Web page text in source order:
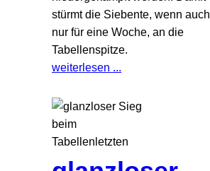
stürmt die Siebente, wenn auch
nur für eine Woche, an die
Tabellenspitze.
weiterlesen ...